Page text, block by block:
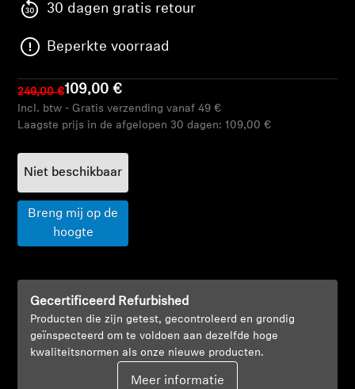
Soundbars
AMBEO soundbars en Subs
Ontdek AMBEO
Ontdekken
Innovaties
Sound Space
30 dagen gratis retour
Beperkte voorraad
249,00 €109,00 €
Incl. btw - Gratis verzending vanaf 49 €
Laagste prijs in de afgelopen 30 dagen: 109,00 €
Niet beschikbaar
Breng mij op de
hoogte
Gecertificeerd Refurbished
Producten die zijn getest, gecontroleerd en grondig
geïnspecteerd om te voldoen aan dezelfde hoge
kwaliteitsnormen als onze nieuwe producten.
Meer informatie